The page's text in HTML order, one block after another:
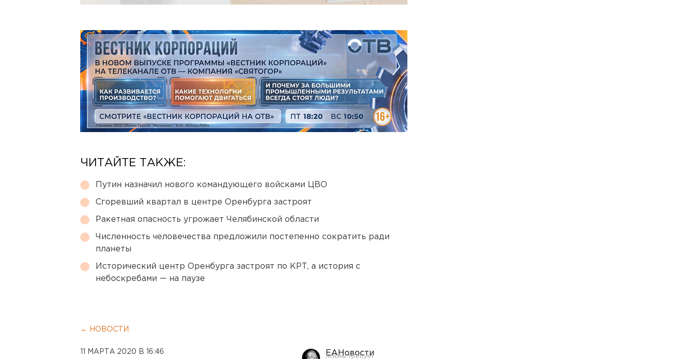
ЧИТАЙТЕ ТАКЖЕ:
Путин назначил нового командующего войсками ЦВО
Сгоревший квартал в центре Оренбурга застроят
Ракетная опасность угрожает Челябинской области
Численность человечества предложили постепенно сократить ради
планеты
Исторический центр Оренбурга застроят по КРТ, а история с
небоскребами — на паузе
← НОВОСТИ
11 МАРТА 2020 В 16:46 ЕАНовости